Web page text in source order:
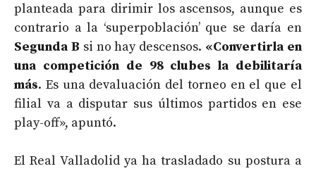
planteada para dirimir los ascensos, aunque es
contrario a la ‘superpoblación’ que se daría en
Segunda B si no hay descensos. «Convertirla en
una competición de 98 clubes la debilitaría
más. Es una devaluación del torneo en el que el
filial va a disputar sus últimos partidos en ese
play-off», apuntó.
El Real Valladolid ya ha trasladado su postura a